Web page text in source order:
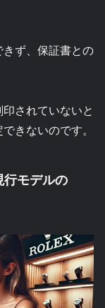
ず、保証書との
されていないと
きないのです。
モデルの